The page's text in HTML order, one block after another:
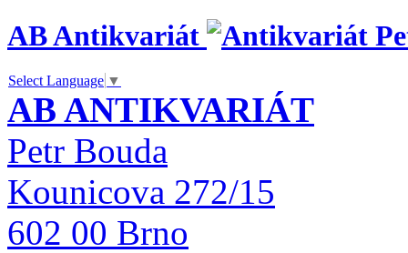
AB Antikvariát
Select Language ▼
AB ANTIKVARIÁT
Petr Bouda
Kounicova 272/15
602 00 Brno